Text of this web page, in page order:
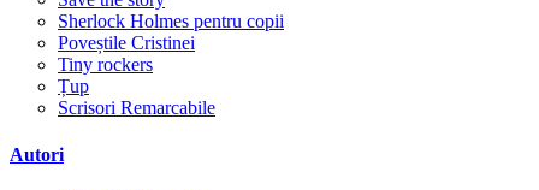
Sherlock Holmes pentru copii
Poveștile Cristinei
Tiny rockers
Țup
Scrisori Remarcabile
Autori